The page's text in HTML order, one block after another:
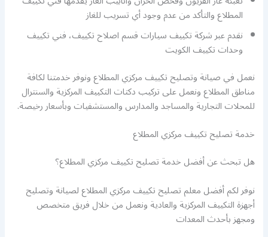
المطلاع والتأكد من عدم وجود أي تسريب للغاز
نقدم عبر شركة تكييف سيارات قسم اصلاح تكييف، فني تكييف
وحدات تكييف الكويت
نعمل في صيانة وتصليح تكييف مركزي المطلاع ونوفر خدمتنا لكافة
مناطق المطلاع ونعمل على تركيب دكتات التكييف المركزية والسنترال
للمحلات التجارية والمساجد والمدارس والمستشفيات وبأسعار رخيصة.
خدمة تصليح تكييف مركزي المطلاع
هل تبحث عن أفضل خدمة تصليح تكييف مركزي المطلاع؟
نوفر لكم أفضل معلم تصليح تكييف مركزي المطلاع لصيانة وتصليح
أجهزة التكييف المركزية والعادية ونعمل من خلال فريق متخصص
ومجهز بأحدث المعدات